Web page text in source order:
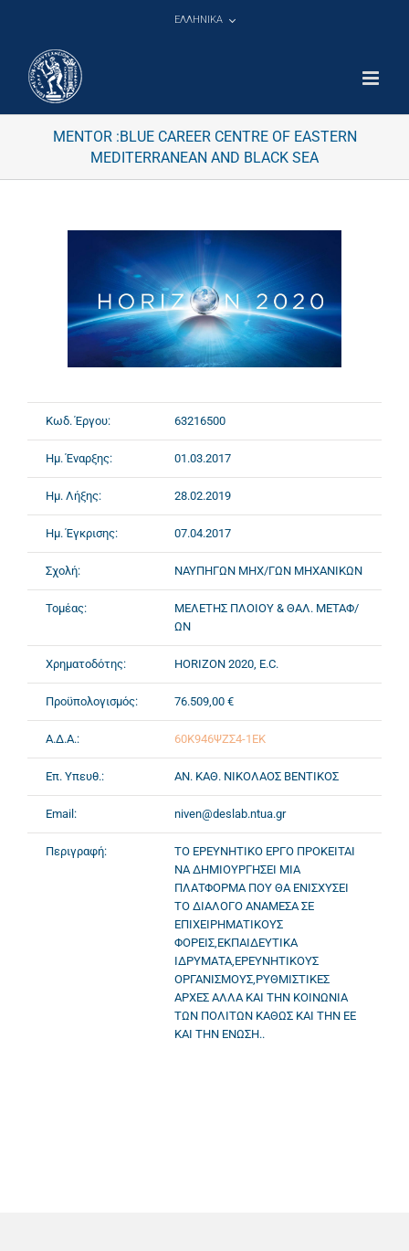
ΕΛΛΗΝΙΚΑ
MENTOR :BLUE CAREER CENTRE OF EASTERN
MEDITERRANEAN AND BLACK SEA
Κωδ. Έργου: 63216500
Ημ. Έναρξης: 01.03.2017
Ημ. Λήξης: 28.02.2019
Ημ. Έγκρισης: 07.04.2017
Σχολή: ΝΑΥΠΗΓΩΝ ΜΗΧ/ΓΩΝ ΜΗΧΑΝΙΚΩΝ
Τομέας:
ΜΕΛΕΤΗΣ ΠΛΟΙΟΥ & ΘΑΛ. ΜΕΤΑΦ/
ΩΝ
Χρηματοδότης: HORIZON 2020, E.C.
Προϋπολογισμός: 76.509,00 €
Α.Δ.Α.: 60Κ946ΨΖΣ4-1ΕΚ
Επ. Υπευθ.: ΑΝ. ΚΑΘ. ΝΙΚΟΛΑΟΣ ΒΕΝΤΙΚΟΣ
Email: niven@deslab.ntua.gr
Περιγραφή:
ΤΟ ΕΡΕΥΝΗΤΙΚΟ ΕΡΓΟ ΠΡΟΚΕΙΤΑΙ
ΝΑ ΔΗΜΙΟΥΡΓΗΣΕΙ ΜΙΑ
ΠΛΑΤΦΟΡΜΑ ΠΟΥ ΘΑ ΕΝΙΣΧΥΣΕΙ
ΤΟ ΔΙΑΛΟΓΟ ΑΝΑΜΕΣΑ ΣΕ
ΕΠΙΧΕΙΡΗΜΑΤΙΚΟΥΣ
ΦΟΡΕΙΣ,ΕΚΠΑΙΔΕΥΤΙΚΑ
ΙΔΡΥΜΑΤΑ,ΕΡΕΥΝΗΤΙΚΟΥΣ
ΟΡΓΑΝΙΣΜΟΥΣ,ΡΥΘΜΙΣΤΙΚΕΣ
ΑΡΧΕΣ ΑΛΛΑ ΚΑΙ ΤΗΝ ΚΟΙΝΩΝΙΑ
ΤΩΝ ΠΟΛΙΤΩΝ ΚΑΘΩΣ ΚΑΙ ΤΗΝ ΕΕ
ΚΑΙ ΤΗΝ ΕΝΩΣΗ..